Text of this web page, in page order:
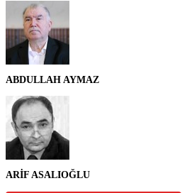
ABDULLAH AYMAZ
ARİF ASALIOĞLU